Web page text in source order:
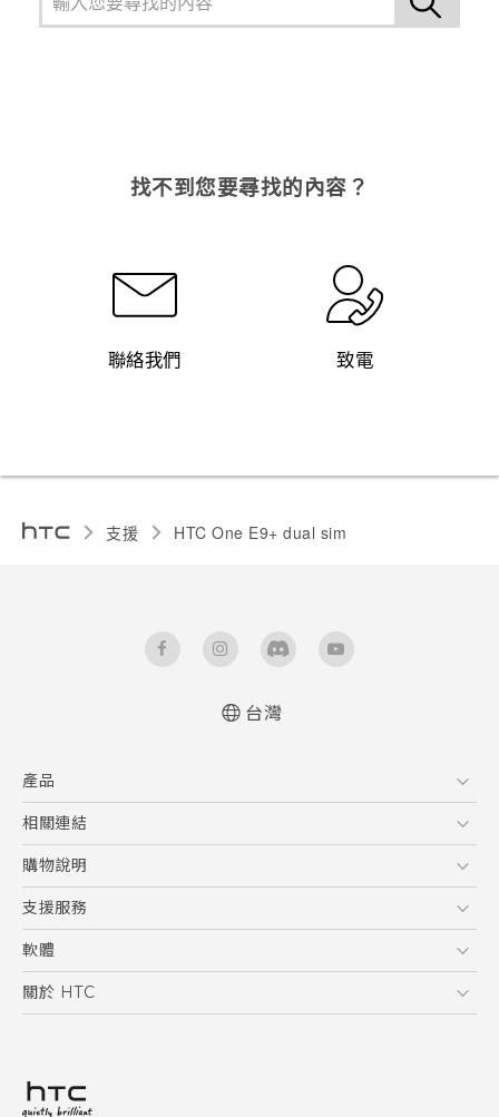
找不到您要尋找的內容？
聯絡我們 致電
支援 HTC One E9+ dual sim‎
台灣
產品
5G
智慧型手機
配件
相關連結
HTC Research
購物說明
購物須知
訂單管理
付款方式
支援服務
到府收送維修服務
服務中心資訊
客戶服務佈告欄
軟體
應用程式
HTC Sync Manager
關於 HTC
投資人